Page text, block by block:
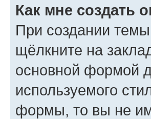
Как мне создать
При создании
щёлкните на
основной формой
используемого
формы, то вы не